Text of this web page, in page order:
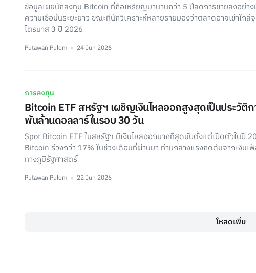
ข้อมูลเผยนักลงทุน Bitcoin ที่ถือเหรียญมานานกว่า 5 ปีลดการขายลงอย่า
ความเชื่อมั่นระยะยาว ขณะที่นักวิเคราะห์หลายรายมองว่าตลาดอาจเข้าใกล้
ไตรมาส 3 ปี 2026
Putawan Pulom 24 Jun 2026
การลงทุน
Bitcoin ETF สหรัฐฯ เผชิญเงินไหลออกสูงสุดเป็นประวัติ
พันล้านดอลลาร์ในรอบ 30 วัน
Spot Bitcoin ETF ในสหรัฐฯ มีเงินไหลออกมากที่สุดนับตั้งแต่เปิดตัวในปี
Bitcoin ร่วงกว่า 17% ในช่วงเดือนที่ผ่านมา ท่ามกลางแรงกดดันจากเงินเ
ทางภูมิรัฐศาสตร์
Putawan Pulom 22 Jun 2026
โหลดเพิ่ม